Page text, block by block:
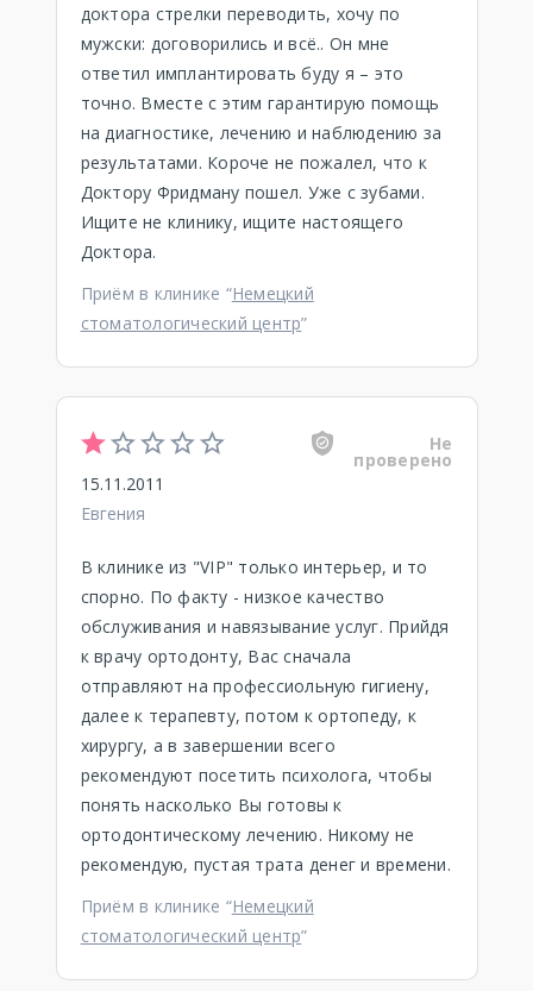
доктора стрелки переводить, хочу по
мужски: договорились и всё.. Он мне
ответил имплантировать буду я – это
точно. Вместе с этим гарантирую помощь
на диагностике, лечению и наблюдению за
результатами. Короче не пожалел, что к
Доктору Фридману пошел. Уже с зубами.
Ищите не клинику, ищите настоящего
Доктора.
Приём в клинике “Немецкий
стоматологический центр”
Не
проверено
15.11.2011
Евгения
В клинике из "VIP" только интерьер, и то
спорно. По факту - низкое качество
обслуживания и навязывание услуг. Прийдя
к врачу ортодонту, Вас сначала
отправляют на профессиольную гигиену,
далее к терапевту, потом к ортопеду, к
хирургу, а в завершении всего
рекомендуют посетить психолога, чтобы
понять насколько Вы готовы к
ортодонтическому лечению. Никому не
рекомендую, пустая трата денег и времени.
Приём в клинике “Немецкий
стоматологический центр”